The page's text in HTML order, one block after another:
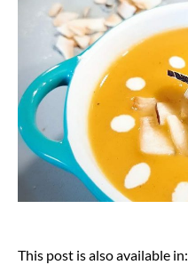
This post is also available in: